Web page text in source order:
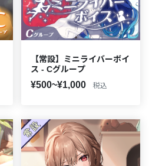
【常設】ミニライバーボイ
ス - Cグループ
¥500~¥1,000 税込